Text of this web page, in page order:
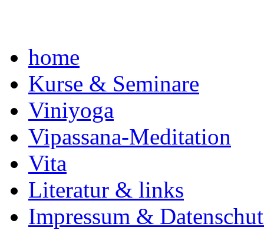
home
Kurse & Seminare
Viniyoga
Vipassana-Meditation
Vita
Literatur & links
Impressum &